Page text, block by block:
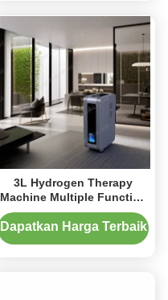
3L Hydrogen Therapy
Machine Multiple Function
Family Use H2 Inhalator
Dapatkan Harga Terbaik